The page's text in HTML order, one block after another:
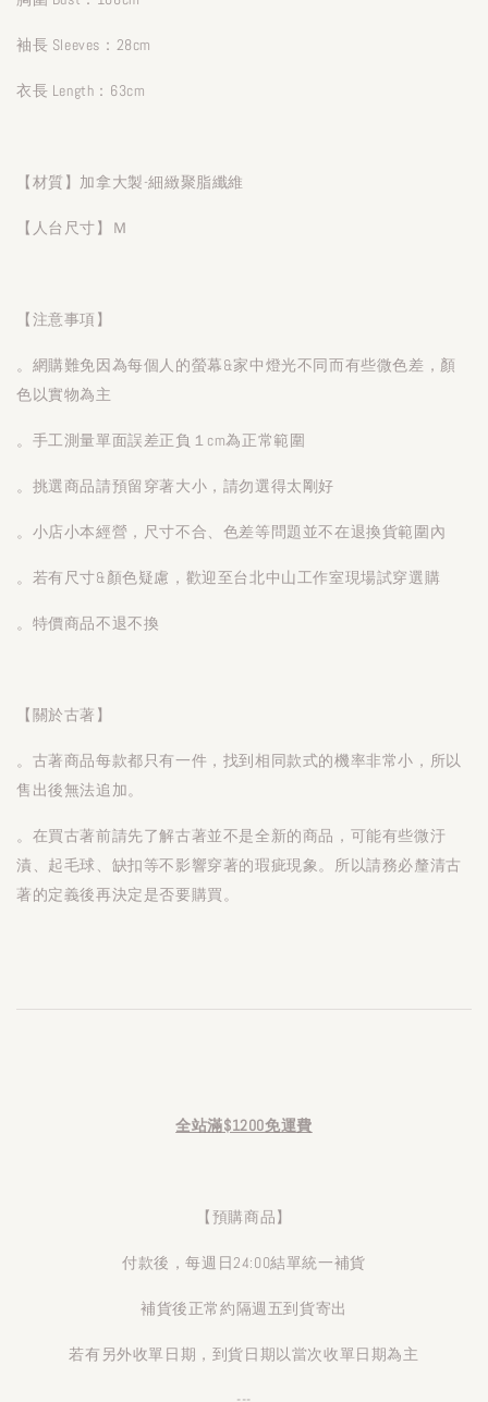
袖長 Sleeves：28cm
衣長 Length：63cm
【材質】加拿大製-細緻聚脂纖維
【人台尺寸】Ｍ
【注意事項】
。網購難免因為每個人的螢幕&家中燈光不同而有些微色差，顏
色以實物為主
。手工測量單面誤差正負１cm為正常範圍
。挑選商品請預留穿著大小，請勿選得太剛好
。小店小本經營，尺寸不合、色差等問題並不在退換貨範圍內
。若有尺寸&顏色疑慮，歡迎至台北中山工作室現場試穿選購
。特價商品不退不換
【關於古著】
。古著商品每款都只有一件，找到相同款式的機率非常小，所以
售出後無法追加。
。在買古著前請先了解古著並不是全新的商品，可能有些微汙
漬、起毛球、缺扣等不影響穿著的瑕疵現象。所以請務必釐清古
著的定義後再決定是否要購買。
全站滿$1200免運費
【預購商品】
付款後，每週日24:00結單統一補貨
補貨後正常約隔週五到貨寄出
若有另外收單日期，到貨日期以當次收單日期為主